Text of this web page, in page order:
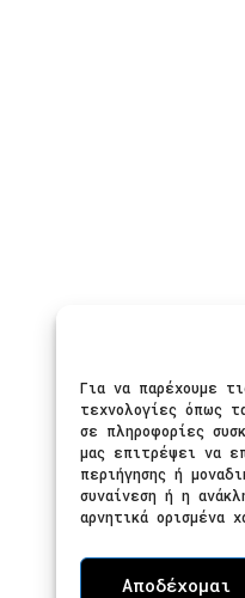
Για να παρέχουμε
τεχνολογίες όπως
σε πληροφορίες
μας επιτρέψει να
περιήγησης ή
συναίνεση ή η
αρνητικά ορισμένα
Αποδέχομαι
Ακολουθήστε